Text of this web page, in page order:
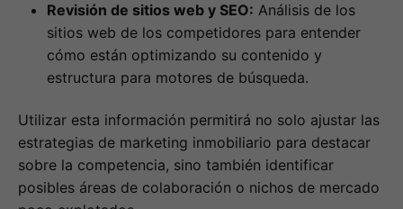
Revisión de sitios web y SEO: Análisis de los
sitios web de los competidores para entender
cómo están optimizando su contenido y
estructura para motores de búsqueda.
Utilizar esta información permitirá no solo ajustar las
estrategias de marketing inmobiliario para destacar
sobre la competencia, sino también identificar
posibles áreas de colaboración o nichos de mercado